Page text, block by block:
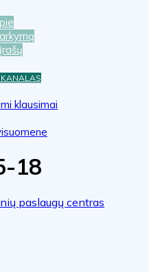
KANALAS
klausimai
18
paslaugų centras